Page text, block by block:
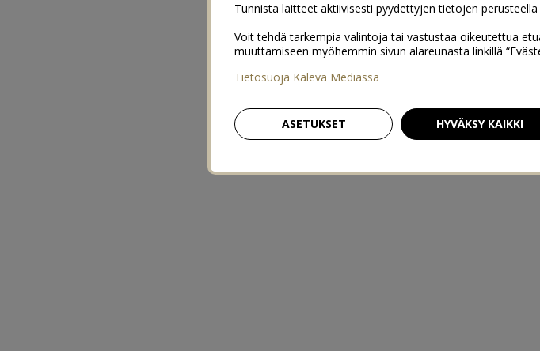
Tunnista laitteet aktiivisesti pyydettyjen tietojen perusteella
Voit tehdä tarkempia valintoja tai vastustaa oikeutettua
muuttamiseen myöhemmin sivun alareunasta linkillä
Tietosuoja Kaleva Mediassa
ASETUKSET HYVÄKSY KAIKKI